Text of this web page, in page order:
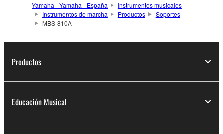
Yamaha - Yamaha - España
Instrumentos musicales
Instrumentos de marcha
Productos
Soportes
MBS-810A
Productos
Educación Musical